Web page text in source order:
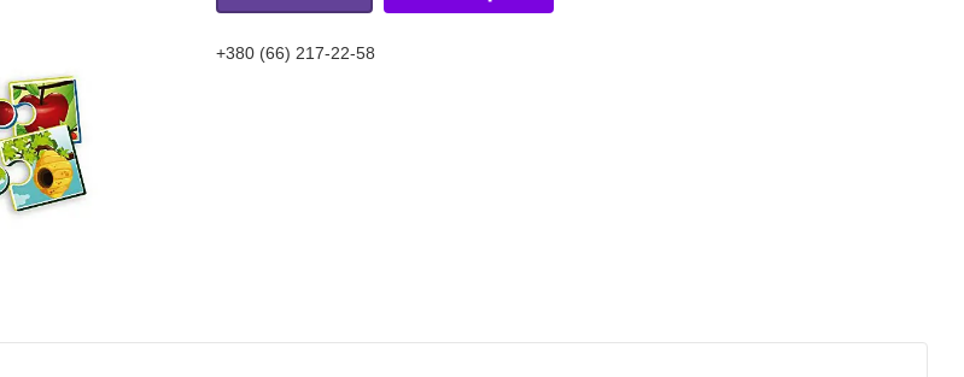
+380 (66) 217-22-58